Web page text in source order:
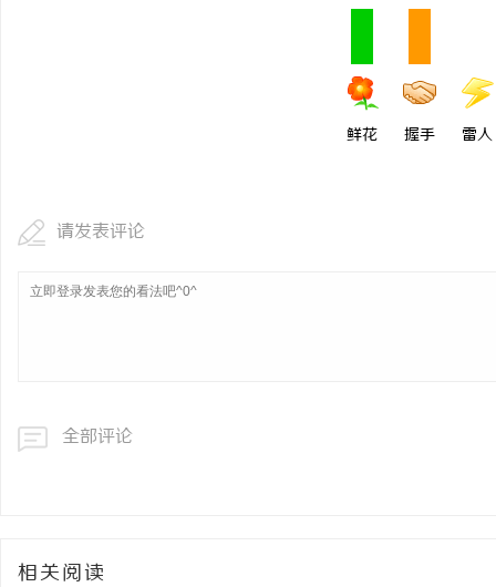
鲜花 握手 雷人
请发表评论
全部评论
相关阅读